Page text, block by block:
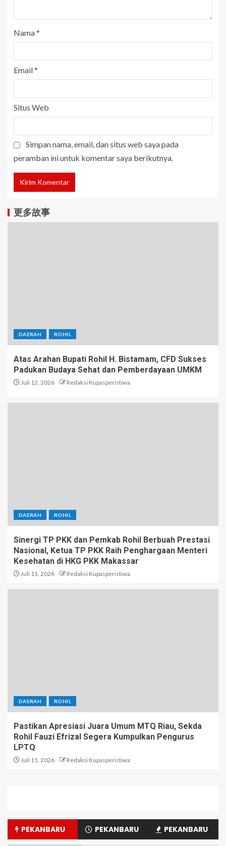
Nama*
Email*
Situs Web
Simpan nama, email, dan situs web saya pada
peramban ini untuk komentar saya berikutnya.
更多故事
DAERAH ROHIL
Atas Arahan Bupati Rohil H. Bistamam, CFD Sukses
Padukan Budaya Sehat dan Pemberdayaan UMKM
Juli 12, 2026 Redaksi Kupasperistiwa
DAERAH ROHIL
Sinergi TP PKK dan Pemkab Rohil Berbuah Prestasi
Nasional, Ketua TP PKK Raih Penghargaan Menteri
Kesehatan di HKG PKK Makassar
Juli 11, 2026 Redaksi Kupasperistiwa
DAERAH ROHIL
Pastikan Apresiasi Juara Umum MTQ Riau, Sekda
Rohil Fauzi Efrizal Segera Kumpulkan Pengurus
LPTQ
Juli 11, 2026 Redaksi Kupasperistiwa
PEKANBARU PEKANBARU PEKANBARU